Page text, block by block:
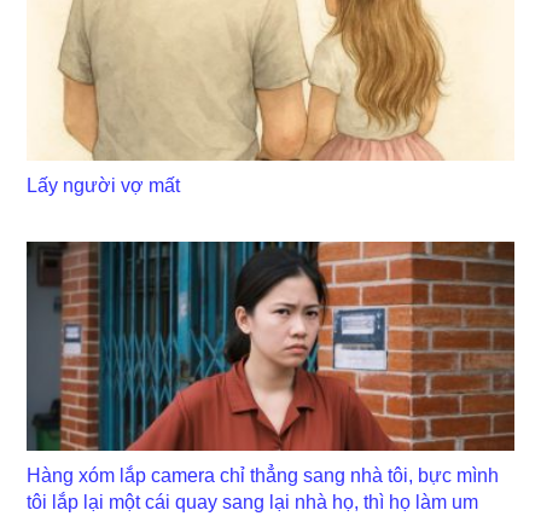
Lấy người vợ mất
Hàng xóm lắp camera chỉ thẳng sang nhà tôi, bực mình
tôi lắp lại một cái quay sang lại nhà họ, thì họ làm um